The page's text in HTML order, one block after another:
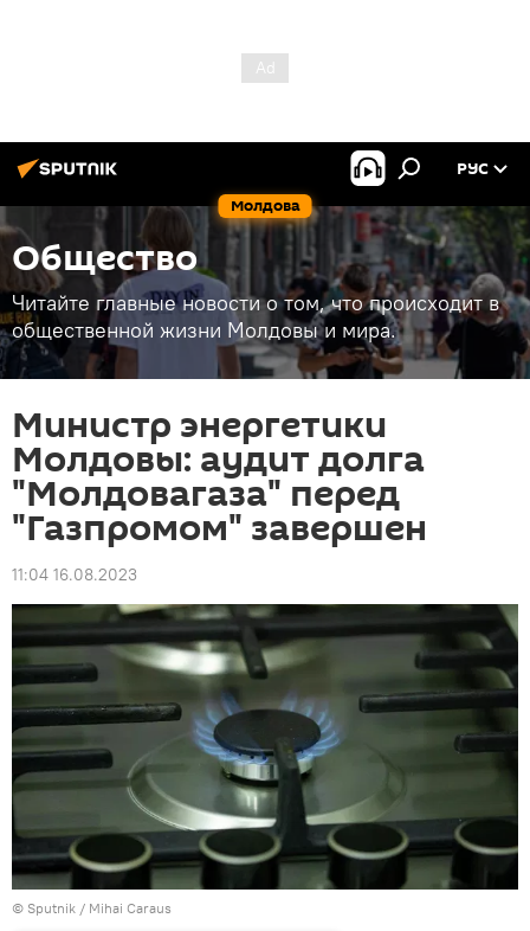
Молдова
РУС
Общество
Читайте главные новости о том, что происходит в
общественной жизни Молдовы и мира.
Министр энергетики
Молдовы: аудит долга
"Молдовагаза" перед
"Газпромом" завершен
11:04 16.08.2023
© Sputnik / Mihai Caraus